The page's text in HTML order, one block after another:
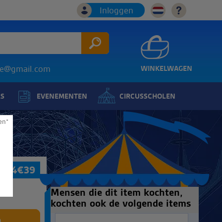
WINKELWAGEN
EVENEMENTEN CIRCUSSCHOLEN
454€39
Mensen die dit item kochten,
kochten ook de volgende items
Inloggen